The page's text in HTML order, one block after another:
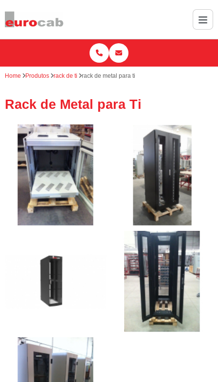
Home Produtos rack de ti rack de metal para ti
Rack de Metal para Ti